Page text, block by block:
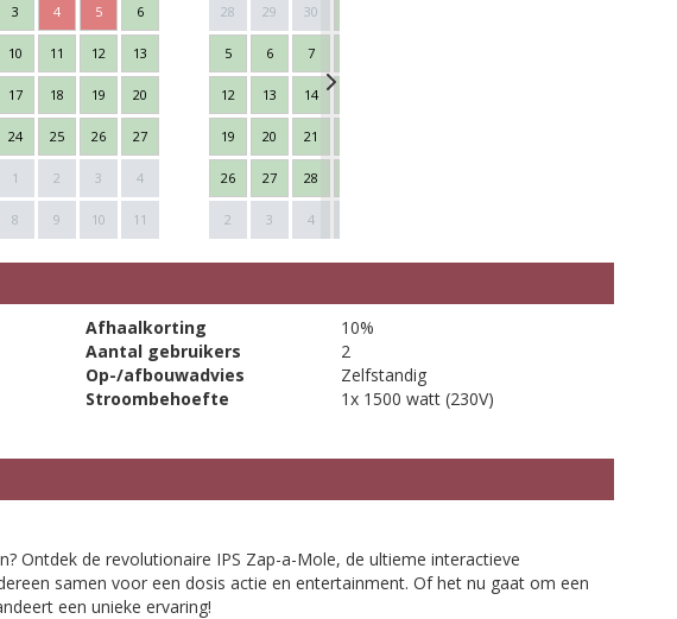
3 4 5 6
10 11 12 13
17 18 19 20
24 25 26 27
1 2 3 4
8 9 10 11
28 29 30
5 6 7
12 13 14
19 20 21
26 27 28
2 3 4
Next
Afhaalkorting
10%
Aantal gebruikers
2
Op-/afbouwadvies
Zelfstandig
Stroombehoefte
1x 1500 watt (230V)
Ontdek de revolutionaire IPS Zap-a-Mole, de ultieme interactieve
samen voor een dosis actie en entertainment. Of het nu gaat om een
een unieke ervaring!